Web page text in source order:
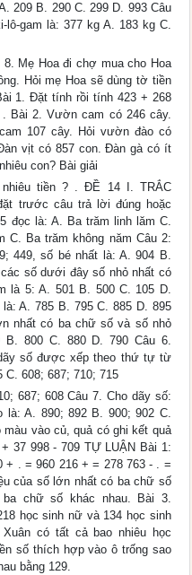
209 B. 290 C. 299 D. 993 Câu
gam là: 377 kg A. 183 kg C.
Mẹ Hoa đi chợ mua cho Hoa
Hỏi mẹ Hoa sẽ dùng tờ tiền
1. Đặt tính rồi tính 423 + 268
Bài 2. Vườn cam có 246 cây.
107 cây. Hỏi vườn đào có
vịt có 857 con. Đàn gà có ít
con? Bài giải
tiền ? . ĐỀ 14 I. TRẮC
trước câu trả lời đúng hoặc
đọc là: A. Ba trăm linh lăm C.
C. Ba trăm không năm Câu 2:
449, số bé nhất là: A. 904 B.
số dưới đây số nhỏ nhất có
là 5: A. 501 B. 500 C. 105 D.
A. 785 B. 795 C. 885 D. 895
nhất có ba chữ số và số nhỏ
800 C. 880 D. 790 Câu 6.
số được xếp theo thứ tự từ
C. 608; 687; 710; 715
687; 608 Câu 7. Cho dãy số:
là: A. 890; 892 B. 900; 902 C.
vào củ, quả có ghi kết quả
37 998 - 709 TỰ LUẬN Bài 1:
+ . = 960 216 + = 278 763 - . =
của số lớn nhất có ba chữ số
chữ số khác nhau. Bài 3.
học sinh nữ và 134 học sinh
có tất cả bao nhiêu học
số thích hợp vào ô trống sao
bằng 129.